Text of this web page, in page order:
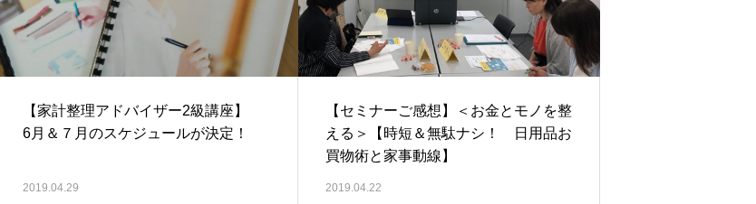
【家計整理アドバイザー2級講座】
6月＆７月のスケジュールが決定！
2019.04.29
【セミナーご感想】＜お金とモノを整
える＞【時短＆無駄ナシ！ 日用品お
買物術と家事動線】
2019.04.22